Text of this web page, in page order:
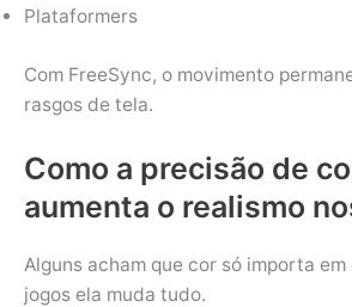
Plataformers
Com FreeSync, o movimento
rasgos de tela.
Como a precisão de
aumenta o realismo
Alguns acham que cor só importa
jogos ela muda tudo.